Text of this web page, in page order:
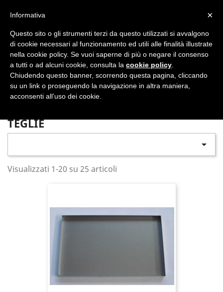
 shopping_cart
DAL 1977

MADE IN ITALY E UE
TEGLIE

Visualizzati 1-20 su 25 articoli
×
Informativa
Questo sito o gli strumenti terzi da questo utilizzati si avvalgono
di cookie necessari al funzionamento ed utili alle finalità illustrate
nella cookie policy. Se vuoi saperne di più o negare il consenso
a tutti o ad alcuni cookie, consulta la cookie policy
Chiudendo questo banner, scorrendo questa pagina, cliccando
su un link o proseguendo la navigazione in altra maniera,
acconsenti all’uso dei cookie.